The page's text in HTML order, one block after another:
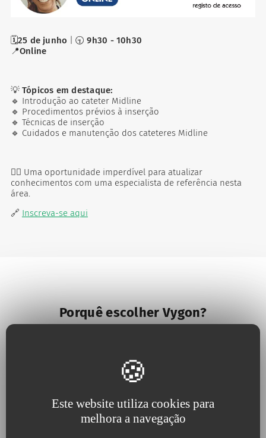
Este website utiliza cookies para
melhora a navegação
🗓️25 de junho | 🕤9h30 - 10h30
📍Online
💡 Tópicos em destaque:
🔹 Introdução ao cateter Midline
🔹 Procedimentos prévios à inserção
🔹 Técnicas de inserção
🔹 Cuidados e manutenção dos cateteres Midline
👩‍⚕️ Uma oportunidade imperdível para atualizar
conhecimentos com uma especialista de referência nesta
área.
🔗 Inscreva-se aqui
Porquê escolher Vygon?
Porque a